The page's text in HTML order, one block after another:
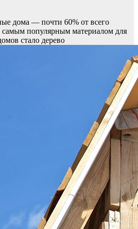
дома — почти 60% от всего
самым популярным материалом для
стало дерево